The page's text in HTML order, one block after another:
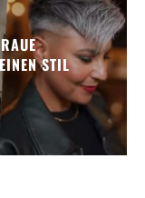
STIL